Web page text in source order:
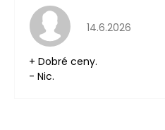
Hodnocení
14.6.2026
+ Dobré ceny.
- Nic.